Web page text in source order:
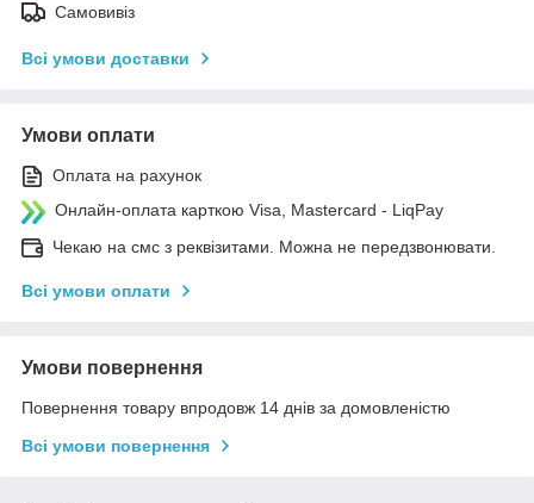
Самовивіз
Всі умови доставки
Умови оплати
Оплата на рахунок
Онлайн-оплата карткою Visa, Mastercard - LiqPay
Чекаю на смс з реквізитами. Можна не передзвонювати.
Всі умови оплати
Умови повернення
Повернення товару впродовж 14 днів за домовленістю
Всі умови повернення